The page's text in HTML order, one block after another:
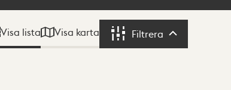
Visa lista Visa karta Filtrera Filtrera